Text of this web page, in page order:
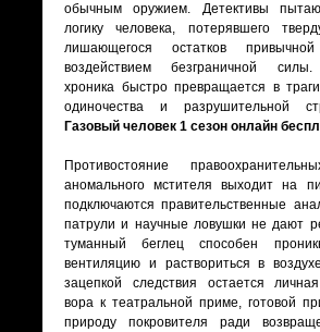
обычным оружием. Детективы
логику человека, потерявшего
лишающегося остатков
воздействием безграничной
хроника быстро превращается в
одиночества и разрушительной
Газовый человек 1 сезон онлайн
Противостояние
аномального мстителя выходит на
подключаются правительственные
патрули и научные ловушки не дают
туманный беглец способен
вентиляцию и раствориться в
зацепкой следствия остается
вора к театральной приме, готовой
природу покровителя ради